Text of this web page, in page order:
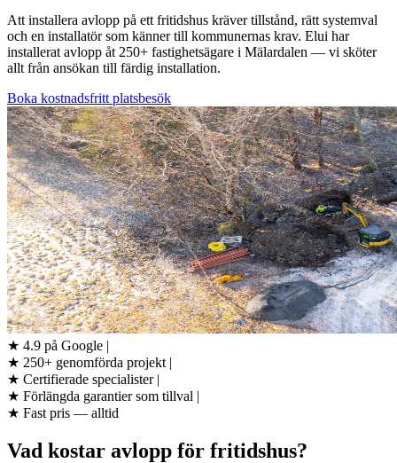
Att installera avlopp på ett fritidshus kräver tillstånd, rätt systemval
och en installatör som känner till kommunernas krav. Elui har
installerat avlopp åt 250+ fastighetsägare i Mälardalen — vi sköter
allt från ansökan till färdig installation.
Boka kostnadsfritt platsbesök
★ 4.9 på Google |
★ 250+ genomförda projekt |
★ Certifierade specialister |
★ Förlängda garantier som tillval |
★ Fast pris — alltid
Vad kostar avlopp för fritidshus?